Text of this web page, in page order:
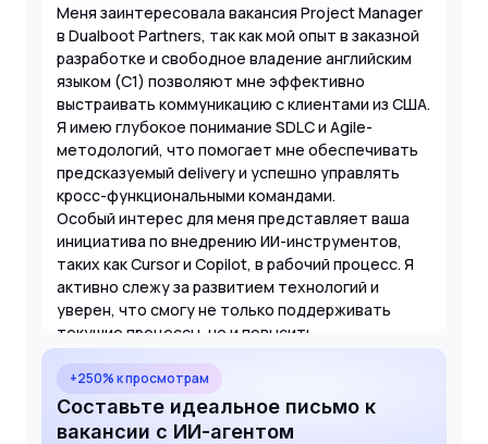
Меня заинтересовала вакансия Project Manager
в Dualboot Partners, так как мой опыт в заказной
разработке и свободное владение английским
языком (C1) позволяют мне эффективно
выстраивать коммуникацию с клиентами из США.
Я имею глубокое понимание SDLC и Agile-
методологий, что помогает мне обеспечивать
предсказуемый delivery и успешно управлять
кросс-функциональными командами.
Особый интерес для меня представляет ваша
инициатива по внедрению ИИ-инструментов,
таких как Cursor и Copilot, в рабочий процесс. Я
активно слежу за развитием технологий и
уверен, что смогу не только поддерживать
текущие процессы, но и повысить
эффективность команды за счет современных
решений. Буду рад обсудить, как мой опыт
поможет вашим проектам достигать целей MVP.
+250% к просмотрам
Составьте идеальное письмо к
вакансии с ИИ-агентом